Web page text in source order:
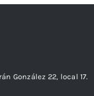
González 22, local 17.